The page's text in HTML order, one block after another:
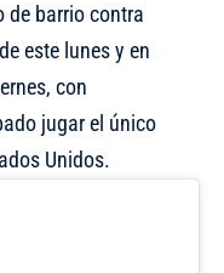
de barrio contra
este lunes y en
con
jugar el único
Unidos.